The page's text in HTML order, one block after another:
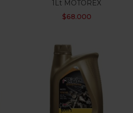
Categorias
1Lt MOTOREX
$68.000